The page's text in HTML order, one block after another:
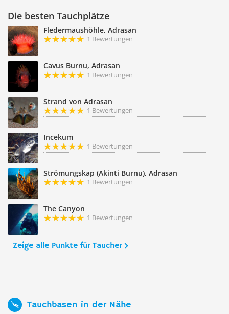
Die besten Tauchplätze
Fledermaushöhle, Adrasan
1 Bewertungen
Cavus Burnu, Adrasan
1 Bewertungen
Strand von Adrasan
1 Bewertungen
Incekum
1 Bewertungen
Strömungskap (Akinti Burnu), Adrasan
1 Bewertungen
The Canyon
1 Bewertungen
Zeige alle Punkte für Taucher
Tauchbasen in der Nähe